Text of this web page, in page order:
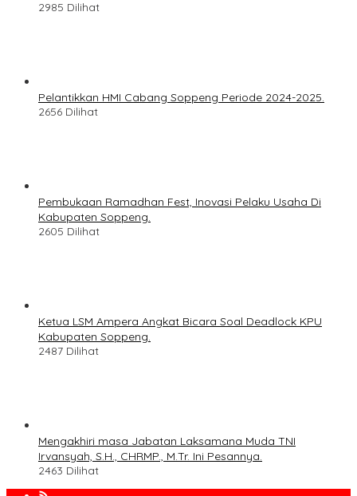
2985 Dilihat
Pelantikkan HMI Cabang Soppeng Periode 2024-2025.
2656 Dilihat
Pembukaan Ramadhan Fest, Inovasi Pelaku Usaha Di
Kabupaten Soppeng.
2605 Dilihat
Ketua LSM Ampera Angkat Bicara Soal Deadlock KPU
Kabupaten Soppeng.
2487 Dilihat
Mengakhiri masa Jabatan Laksamana Muda TNI
Irvansyah, S.H., CHRMP., M.Tr. Ini Pesannya.
2463 Dilihat